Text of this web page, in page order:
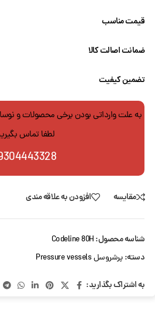
قیمت مناسب
ضمانت اصالت کالا
تضمین کیفیت
به علت وارداتی بودن برخی محصولات و
لطفا تماس
مقایسه افزودن به علاقه مندی
شناسه محصول:Codeline 80H
دسته: پرشروسل Pressure vessels
به اشتراک بگذارید: